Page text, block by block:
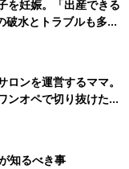
さんは毎日大変なの
を妊娠。「出産できる
水とトラブルも多数
ンを運営するママ。
ンオペで切り抜けた赤
・後編】
知るべき事